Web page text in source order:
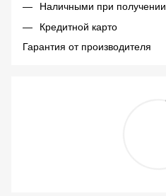
Наличными при получении
Кредитной карто
Гарантия от производителя